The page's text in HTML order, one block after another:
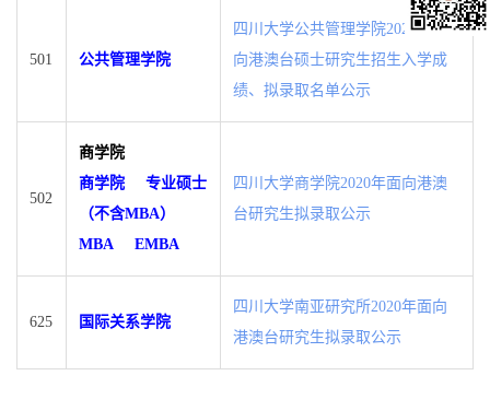
501 公共管理学院
四川大学公共管理学院2020年面
向港澳台硕士研究生招生入学成
绩、拟录取名单公示
502
商学院
商学院
专业硕士
（不含MBA）
MBA
EMBA
四川大学商学院2020年面向港澳
台研究生拟录取公示
625 国际关系学院
四川大学南亚研究所2020年面向
港澳台研究生拟录取公示